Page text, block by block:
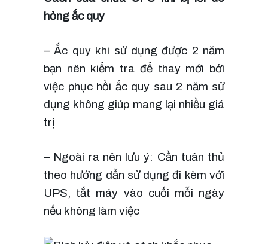
hỏng ắc quy
– Ắc quy khi sử dụng được 2 năm
bạn nên kiểm tra để thay mới bởi
việc phục hồi ắc quy sau 2 năm sử
dụng không giúp mang lại nhiều giá
trị
– Ngoài ra nên lưu ý: Cần tuân thủ
theo hướng dẫn sử dụng đi kèm với
UPS, tắt máy vào cuối mỗi ngày
nếu không làm việc